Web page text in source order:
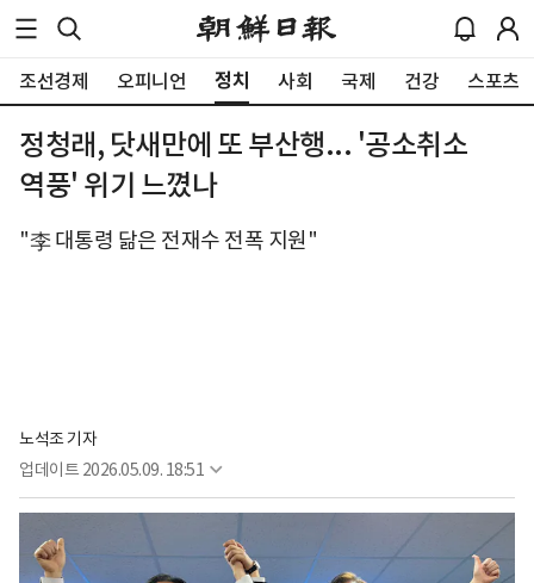
조선경제 오피니언 정치 사회 국제 건강 스포츠
정청래, 닷새만에 또 부산행... '공소취소
역풍' 위기 느꼈나
"李 대통령 닮은 전재수 전폭 지원"
노석조 기자
업데이트 2026.05.09. 18:51